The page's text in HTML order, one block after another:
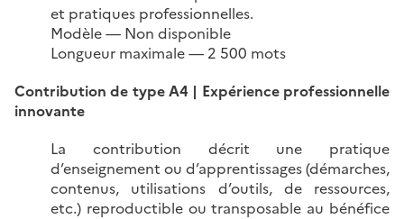
et pratiques professionnelles.
Modèle — Non disponible
Longueur maximale — 2 500 mots
Contribution de type A4 | Expérience professionnelle
innovante
La contribution décrit une pratique
d’enseignement ou d’apprentissages (démarches,
contenus, utilisations d’outils, de ressources,
etc.) reproductible ou transposable au bénéfice